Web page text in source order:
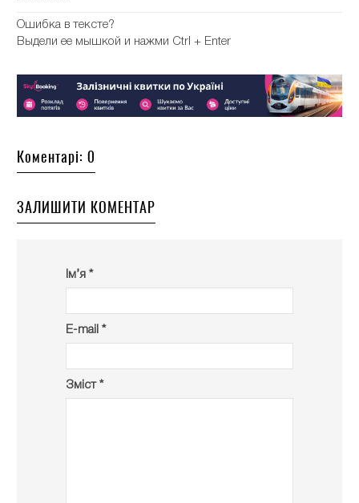
Ошибка в тексте?
Выдели ее мышкой и нажми Ctrl + Enter
Коментарі: 0
ЗАЛИШИТИ КОМЕНТАР
Ім’я *
E-mail *
Зміст *